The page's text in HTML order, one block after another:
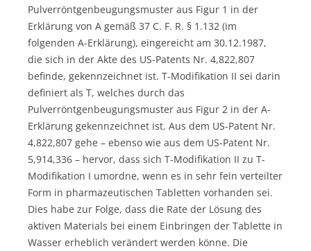
Pulverröntgenbeugungsmuster aus Figur 1 in der
Erklärung von A gemäß 37 C. F. R. § 1.132 (im
folgenden A-Erklärung), eingereicht am 30.12.1987,
die sich in der Akte des US-Patents Nr. 4,822,807
befinde, gekennzeichnet ist. T-Modifikation II sei darin
definiert als T, welches durch das
Pulverröntgenbeugungsmuster aus Figur 2 in der A-
Erklärung gekennzeichnet ist. Aus dem US-Patent Nr.
4,822,807 gehe – ebenso wie aus dem US-Patent Nr.
5,914,336 – hervor, dass sich T-Modifikation II zu T-
Modifikation I umordne, wenn es in sehr fein verteilter
Form in pharmazeutischen Tabletten vorhanden sei.
Dies habe zur Folge, dass die Rate der Lösung des
aktiven Materials bei einem Einbringen der Tablette in
Wasser erheblich verändert werden könne. Die